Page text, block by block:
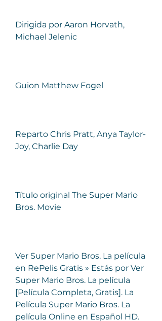
Dirigida por Aaron Horvath,
Michael Jelenic
Guion Matthew Fogel
Reparto Chris Pratt, Anya Taylor-
Joy, Charlie Day
Título original The Super Mario
Bros. Movie
Ver Super Mario Bros. La película
en RePelis Gratis » Estás por Ver
Super Mario Bros. La película
[Película Completa, Gratis]. La
Película Super Mario Bros. La
película Online en Español HD.